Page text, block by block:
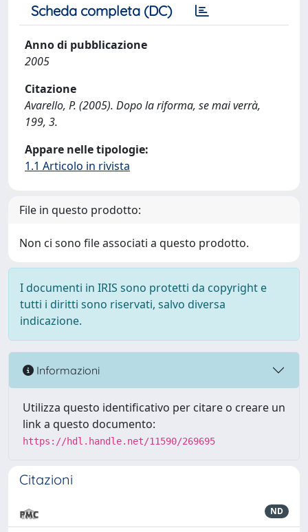
Scheda completa (DC)
Anno di pubblicazione
2005
Citazione
Avarello, P. (2005). Dopo la riforma, se mai verrà,
199, 3.
Appare nelle tipologie:
1.1 Articolo in rivista
File in questo prodotto:
Non ci sono file associati a questo prodotto.
I documenti in IRIS sono protetti da copyright e
tutti i diritti sono riservati, salvo diversa
indicazione.
Informazioni
Utilizza questo identificativo per citare o creare un
link a questo documento:
https://hdl.handle.net/11590/269695
Citazioni
ND